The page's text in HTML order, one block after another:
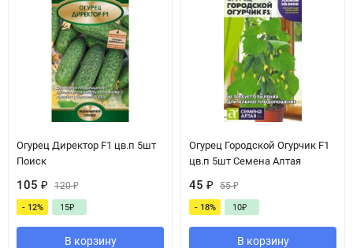
Огурец Директор F1 цв.п 5шт
Поиск
105 ₽ 120₽
- 12% 15₽
В корзину
Огурец Городской Огурчик F1
цв.п 5шт Семена Алтая
45 ₽ 55₽
- 18% 10₽
В корзину